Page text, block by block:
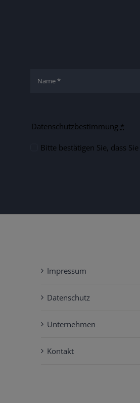
Datenschutzbestimmung *
Bitte bestätigen Sie, dass
Impressum
Datenschutz
Unternehmen
Kontakt